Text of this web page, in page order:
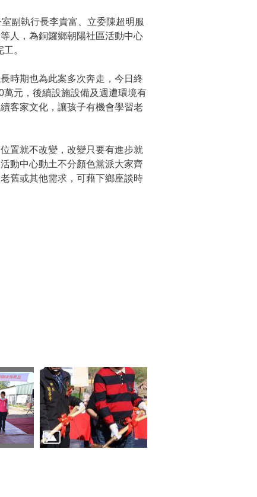
副執行長李貴富、立委陳超明服
人，為銅鑼鄉朝陽社區活動中心
。
時期也為此案多次奔走，今日終
元，後續設施設備及週遭環境有
客家文化，讓孩子有機會學習老
置就不改變，改變只要有進步就
動中心動土不分顏色黨派大家齊
舊或其他需求，可藉下鄉座談時